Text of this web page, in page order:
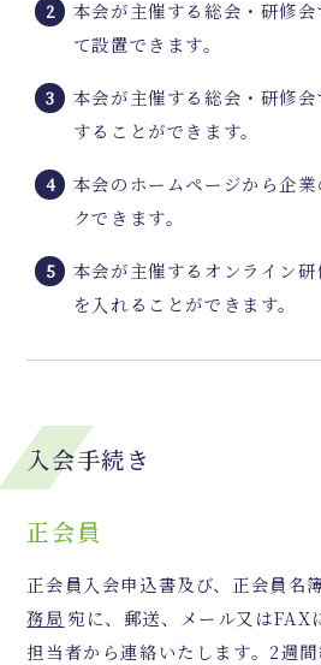
本会が主催する総会・研修
て設置できます。
本会が主催する総会・研修
することができます。
本会のホームページから企
クできます。
本会が主催するオンライン
を入れることができます。
入会手続き
正会員
正会員入会申込書及び、正会員名
務局 宛に、郵送、メール又はFAX
担当者から連絡いたします。2週